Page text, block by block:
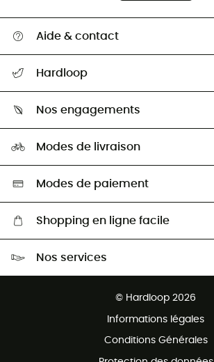
Aide & contact
Guide des tailles
Seconde Main
Aide & Contact
Hardloop
HardGuides
Nos engagements
Sélection éco-responsable
Modes de livraison
Modes de paiement
Shopping en ligne facile
Nos services
© Hardloop 2026
Informations légales
Conditions Générales